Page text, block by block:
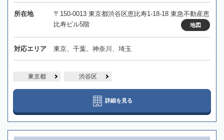
所在地
〒150-0013 東京都渋谷区恵比寿1-18-18 東急不動産恵
比寿ビル5階
地図
対応エリア 東京、千葉、神奈川、埼玉
東京都 渋谷区
詳細を見る